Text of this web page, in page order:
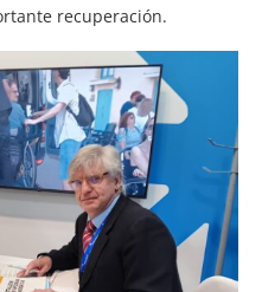
recuperación.